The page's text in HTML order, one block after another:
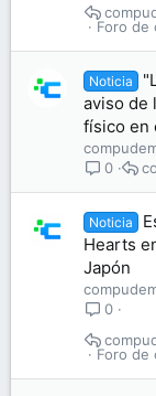
Foro de
Noticia
aviso de
físico en
0
Noticia
Hearts
Japón
0
Foro de